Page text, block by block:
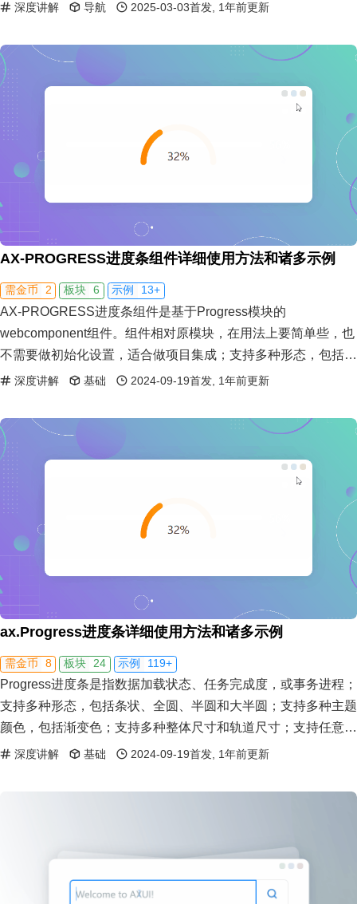
深度讲解 导航 2025-03-03首发, 1年前更新
AX-PROGRESS进度条组件详细使用方法和诸多示例
需金币 2 板块 6 示例 13+
AX-PROGRESS进度条组件是基于Progress模块的
webcomponent组件。组件相对原模块，在用法上要简单些，也
不需要做初始化设置，适合做项目集成；支持多种形态，包括条
状、全圆、半圆和大半圆；支持多种主题颜色，包括渐变色；支
比。
深度讲解 基础 2024-09-19首发, 1年前更新
ax.Progress进度条详细使用方法和诸多示例
需金币 8 板块 24 示例 119+
Progress进度条是指数据加载状态、任务完成度，或事务进程；
支持多种形态，包括条状、全圆、半圆和大半圆；支持多种主题
颜色，包括渐变色；支持多种整体尺寸和轨道尺寸；支持任意数
值的进度，不限于百分比。
深度讲解 基础 2024-09-19首发, 1年前更新